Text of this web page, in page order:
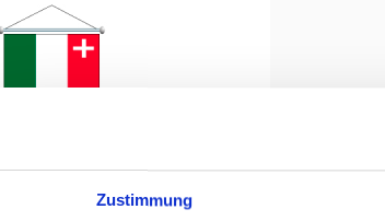
Zustimmung